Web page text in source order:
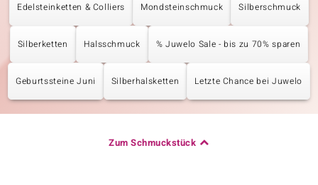
Edelsteinketten & Colliers Mondsteinschmuck Silberschmuck
Silberketten Halsschmuck % Juwelo Sale - bis zu 70% sparen
Geburtssteine Juni Silberhalsketten Letzte Chance bei Juwelo
Zum Schmuckstück